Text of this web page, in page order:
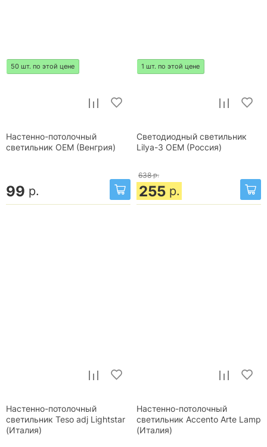
50 шт. по этой цене
Настенно-потолочный
светильник OEM (Венгрия)
99 р.
1 шт. по этой цене
Светодиодный светильник
Lilya-3 OEM (Россия)
638 р.
255 р.
Настенно-потолочный
светильник Teso adj Lightstar
(Италия)
Настенно-потолочный
светильник Accento Arte Lamp
(Италия)